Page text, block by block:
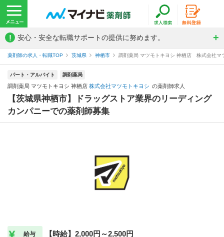
! 安心・安全な転職サポートの提供に努めます。
薬剤師の求人・転職TOP 茨城県 神栖市 調剤薬局 マツモトキヨシ 神栖店 株式会社マ
パート・アルバイト 調剤薬局
調剤薬局 マツモトキヨシ 神栖店 株式会社マツモトキヨシ の薬剤師求人
【茨城県神栖市】ドラッグストア業界のリーディング
カンパニーでの薬剤師募集
給与 【時給】2,000円～2,500円